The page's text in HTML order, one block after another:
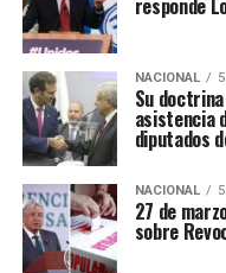
responde
NACIONAL
Su
asistencia
diputados
NACIONAL
27 de
sobre